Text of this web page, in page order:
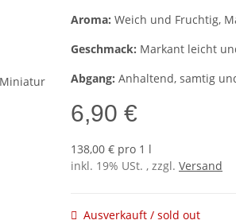
Aroma: Weich und Fruchtig,
Geschmack: Markant leicht
Abgang: Anhaltend, samtig
6,90 €
138,00 € pro 1 l
inkl. 19% USt. , zzgl. Versand
Ausverkauft / sold out